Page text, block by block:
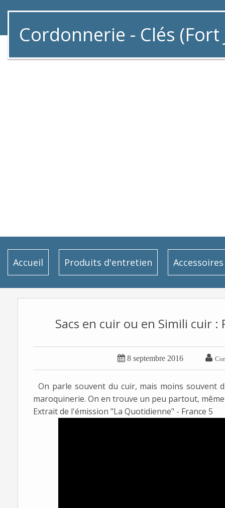
Cordonnerie - Clés (Fort
Accueil Produits d'entretien Accessoires
Sacs en cuir ou en Simili cuir
 8 septembre 2016 
On parle souvent du cuir, mais moins souvent
maroquinerie. On en trouve un peu partout,
Extrait de l'émission "La Quotidienne" - France 5